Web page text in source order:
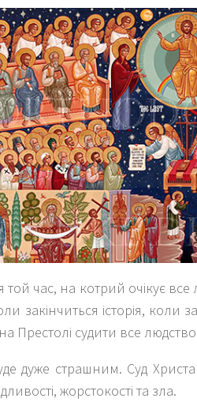
час, на котрий очікує все
закінчиться історія, коли
Престолі судити все
дуже страшним. Суд
жорстокості та зла.